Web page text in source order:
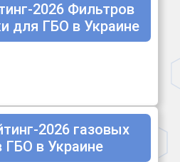
2026 Фильтров
для ГБО в Украине
2026 газовых
ГБО в Украине